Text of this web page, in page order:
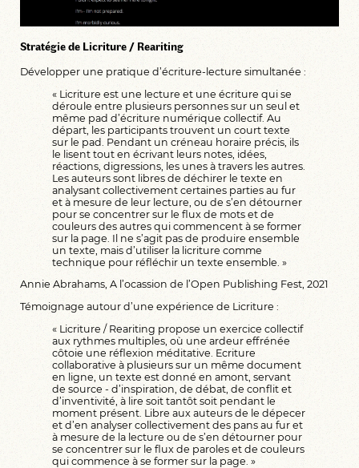
Stratégie de Licriture / Reariting
Développer une pratique d’écriture-lecture simultanée :
« Licriture est une lecture et une écriture qui se
déroule entre plusieurs personnes sur un seul et
même pad d’écriture numérique collectif. Au
départ, les participants trouvent un court texte
sur le pad. Pendant un créneau horaire précis, ils
le lisent tout en écrivant leurs notes, idées,
réactions, digressions, les unes à travers les autres.
Les auteurs sont libres de déchirer le texte en
analysant collectivement certaines parties au fur
et à mesure de leur lecture, ou de s’en détourner
pour se concentrer sur le flux de mots et de
couleurs des autres qui commencent à se former
sur la page. Il ne s’agit pas de produire ensemble
un texte, mais d’utiliser la licriture comme
technique pour réfléchir un texte ensemble. »
Annie Abrahams,A l’ocassion de l’Open Publishing Fest, 2021
Témoignage autour d’une expérience de Licriture :
« Licriture / Reariting propose un exercice collectif
aux rythmes multiples, où une ardeur effrénée
côtoie une réflexion méditative. Ecriture
collaborative à plusieurs sur un même document
en ligne, un texte est donné en amont, servant
de source - d’inspiration, de débat, de conflit et
d’inventivité, à lire soit tantôt soit pendant le
moment présent. Libre aux auteurs de le dépecer
et d’en analyser collectivement des pans au fur et
à mesure de la lecture ou de s’en détourner pour
se concentrer sur le flux de paroles et de couleurs
qui commence à se former sur la page. »